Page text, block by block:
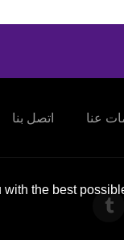
عنا اتصل بنا
the best